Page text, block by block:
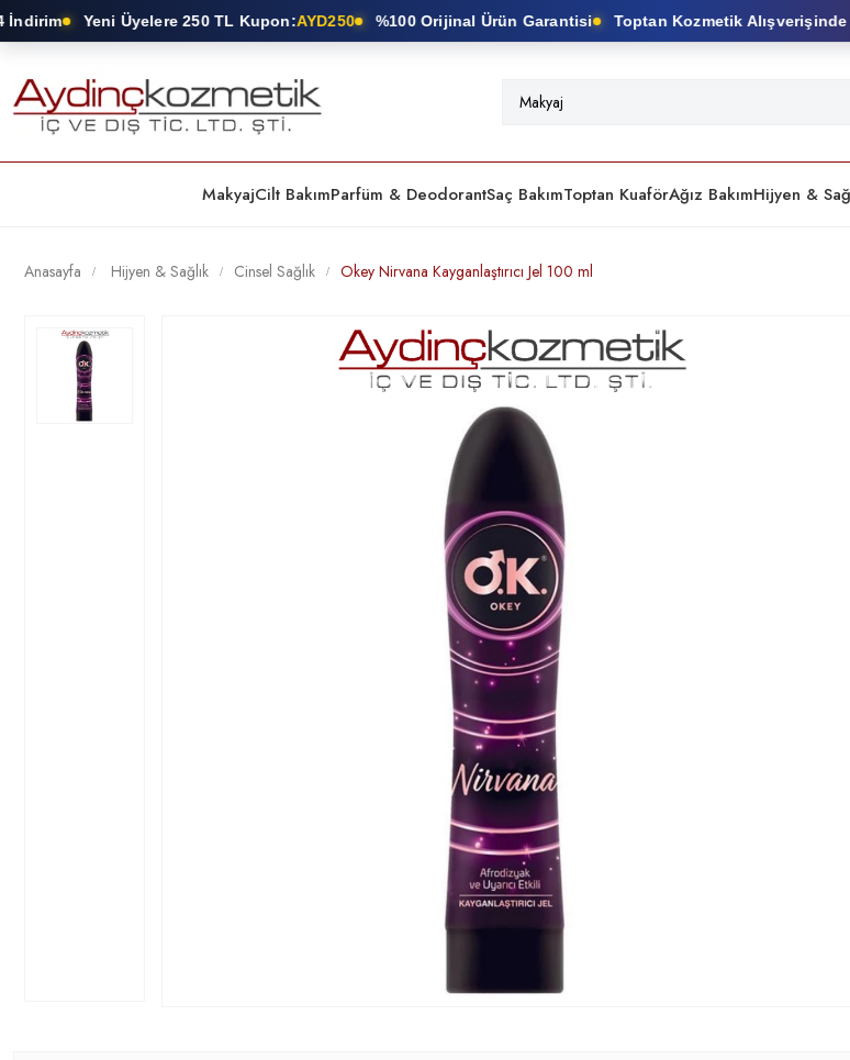
Yeni Üyelere 250 TL Kupon:AYD250 %100 Orijinal Ürün Garantisi Toptan Kozmetik Alışverişinde
MakyajCilt BakımParfüm & DeodorantSaç BakımToptan KuaförAğız BakımHijyen &
Anasayfa Hijyen & Sağlık Cinsel Sağlık Okey Nirvana Kayganlaştırıcı Jel 100 ml